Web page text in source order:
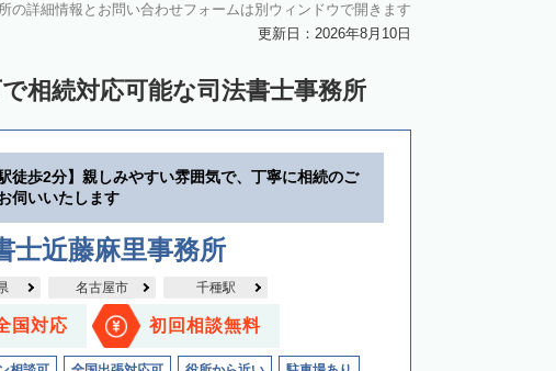
の詳細情報とお問い合わせフォームは別ウィンドウで開きます
更新日：2026年8月10日
相続対応可能な司法書士事務所
駅徒歩2分】親しみやすい雰囲気で、丁寧に相続のご
伺いいたします
士近藤麻里事務所
名古屋市 千種駅
国対応 初回相談無料